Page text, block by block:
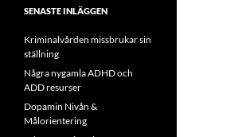
SENASTE INLÄGGEN
Kriminalvården missbrukar sin
ställning
Några nygamla ADHD och
ADD resurser
Dopamin Nivån &
Målorientering